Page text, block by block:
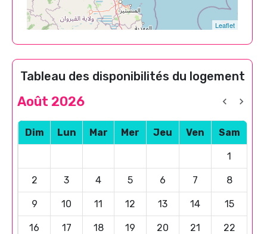
Leaflet
Tableau des disponibilités du logement
Août 2026
Dim Lun Mar Mer Jeu Ven Sam
1
2 3 4 5 6 7 8
9 10 11 12 13 14 15
16 17 18 19 20 21 22